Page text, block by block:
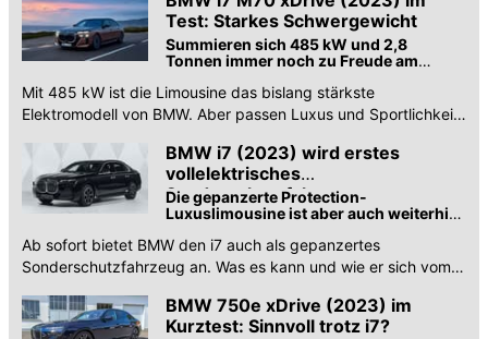
Test: Starkes Schwergewicht
Summieren sich 485 kW und 2,8
Tonnen immer noch zu Freude am
hinten Platz nehmen?
Mit 485 kW ist die Limousine das bislang stärkste
Elektromodell von BMW. Aber passen Luxus und Sportlichkeit
BMW i7 (2023) wird erstes
vollelektrisches
Sonderschutzfahrzeug
Die gepanzerte Protection-
Luxuslimousine ist aber auch weiterhin
erhältlich ...
Ab sofort bietet BMW den i7 auch als gepanzertes
Sonderschutzfahrzeug an. Was es kann und wie er sich vom
BMW 750e xDrive (2023) im
Kurztest: Sinnvoll trotz i7?